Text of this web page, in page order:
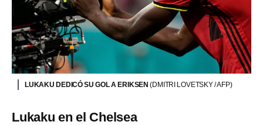
LUKAKU DEDICÓ SU GOL A ERIKSEN(DMITRI LOVETSKY / AFP)
Lukaku en el Chelsea